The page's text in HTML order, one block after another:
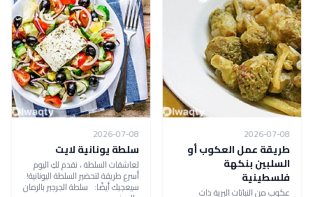
2026-07-08
طريقة عمل العكوب أو
السلبين بنكهة
فلسطينية
عكوب من النباتات البرية ذات
2026-07-08
سلطة يونانية لايت
لعاشقات السلطة ، نقدم لكِ اليوم
أسرع طريقة لتحضير السلطة اليونانية!
سيعجبك أيضًا: سلطة الجرجير بالرمان